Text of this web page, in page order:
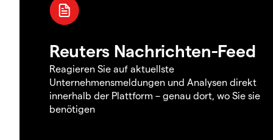
Reuters Nachrichten-Feed
Reagieren Sie auf aktuellste
Unternehmensmeldungen und Analysen direkt
innerhalb der Plattform – genau dort, wo Sie sie
benötigen